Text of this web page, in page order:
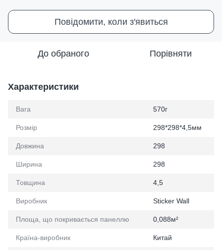
Повідомити, коли з'явиться
До обраного Порівняти
Характеристики
Вага 570г
Розмір 298*298*4,5мм
Довжина 298
Ширина 298
Товщина 4,5
Виробник Sticker Wall
Площа, що покривається панеллю 0,088м²
Країна-виробник Китай